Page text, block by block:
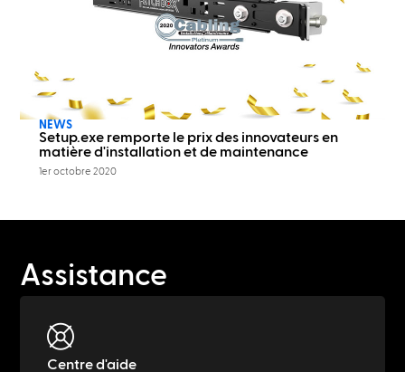
NEWS
Setup.exe remporte le prix des innovateurs en
matière d'installation et de maintenance
1er octobre 2020
Assistance
Centre d'aide